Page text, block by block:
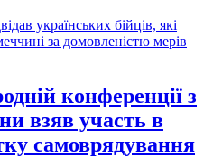
українських бійців, які
за домовленістю мерів
конференції з
взяв участь в
самоврядування